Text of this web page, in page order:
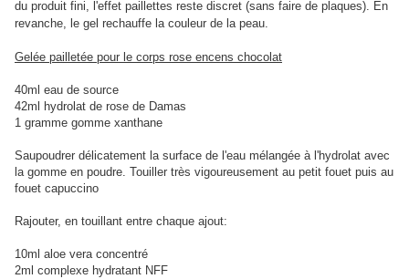
du produit fini, l'effet paillettes reste discret (sans faire de plaques). En
revanche, le gel rechauffe la couleur de la peau.
Gelée pailletée pour le corps rose encens chocolat
40ml eau de source
42ml hydrolat de rose de Damas
1 gramme gomme xanthane
Saupoudrer délicatement la surface de l'eau mélangée à l'hydrolat avec
la gomme en poudre. Touiller très vigoureusement au petit fouet puis au
fouet capuccino
Rajouter, en touillant entre chaque ajout:
10ml aloe vera concentré
2ml complexe hydratant NFF